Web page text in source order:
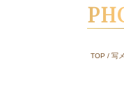
TOP / 写